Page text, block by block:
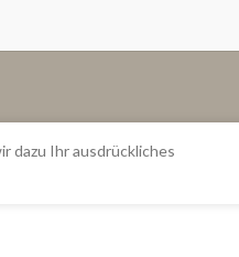
dazu Ihr ausdrückliches